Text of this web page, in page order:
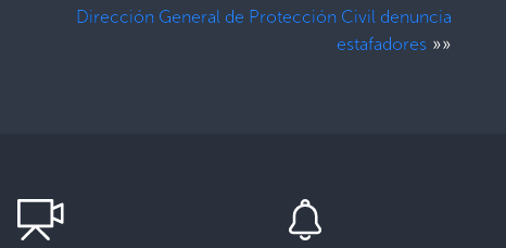
Dirección General de Protección Civil denuncia
estafadores »»